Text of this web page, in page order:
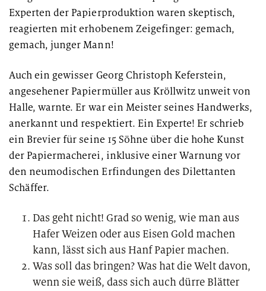
Experten der Papierproduktion waren skeptisch,
reagierten mit erhobenem Zeigefinger: gemach,
gemach, junger Mann!
Auch ein gewisser Georg Christoph Keferstein,
angesehener Papiermüller aus Kröllwitz unweit von
Halle, warnte. Er war ein Meister seines Handwerks,
anerkannt und respektiert. Ein Experte! Er schrieb
ein Brevier für seine 15 Söhne über die hohe Kunst
der Papiermacherei, inklusive einer Warnung vor
den neumodischen Erfindungen des Dilettanten
Schäffer.
Das geht nicht! Grad so wenig, wie man aus
Hafer Weizen oder aus Eisen Gold machen
kann, lässt sich aus Hanf Papier machen.
Was soll das bringen? Was hat die Welt davon,
wenn sie weiß, dass sich auch dürre Blätter